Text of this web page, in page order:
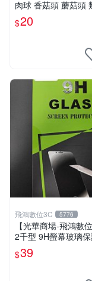
肉球 香菇頭 蘑菇頭
保護套 搖桿3D鈕 防
滑套【台中大眾電玩】
$20
飛鴻數位3C 5776
【光華商場-飛鴻數
2千型 9H螢幕玻璃
$39